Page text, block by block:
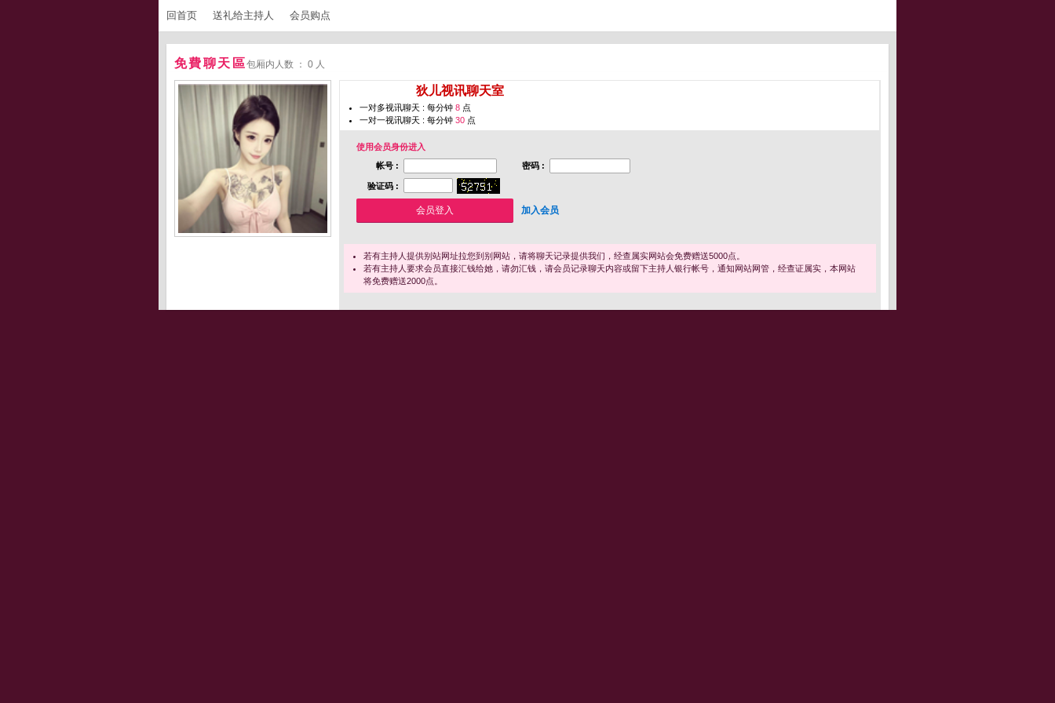
回首页 送礼给主持人 会员购点
免費聊天區包厢内人数 ： 0 人
狄儿视讯聊天室
一对多视讯聊天 : 每分钟 8 点
一对一视讯聊天 : 每分钟 30 点
使用会员身份进入
帐号 :
密码 :
验证码 :
加入会员
若有主持人提供别站网址拉您到别网站，请将聊天记录提供我们，经查属实网站会免费赠送5000点。
若有主持人要求会员直接汇钱给她，请勿汇钱，请会员记录聊天内容或留下主持人银行帐号，通知网站网管，经查证属实，本网站
将免费赠送2000点。